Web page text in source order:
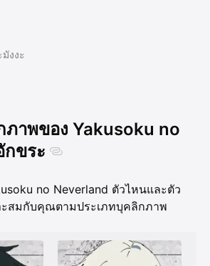
2020.
งงะ
ภาพของ Yakusoku no
ขระ
no Neverland ตัวไหนและตัว
ะสมกับคุณตามประเภทบุคลิกภาพ